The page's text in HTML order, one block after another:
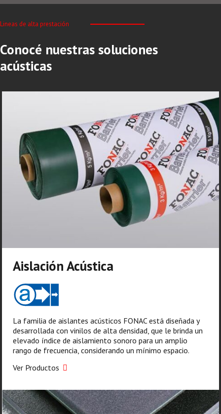
Lineas de alta prestación
Conocé nuestras soluciones
acústicas
Aislación Acústica
La familia de aislantes acústicos FONAC está diseñada y
desarrollada con vinilos de alta densidad, que le brinda un
elevado índice de aislamiento sonoro para un amplio
rango de frecuencia, considerando un mínimo espacio.
Ver Productos